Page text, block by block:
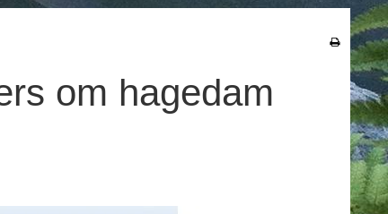
om hagedam